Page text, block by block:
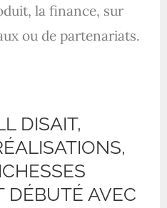
la finance, sur
ou de partenariats.
DISAIT,
DÉBUTÉ AVEC